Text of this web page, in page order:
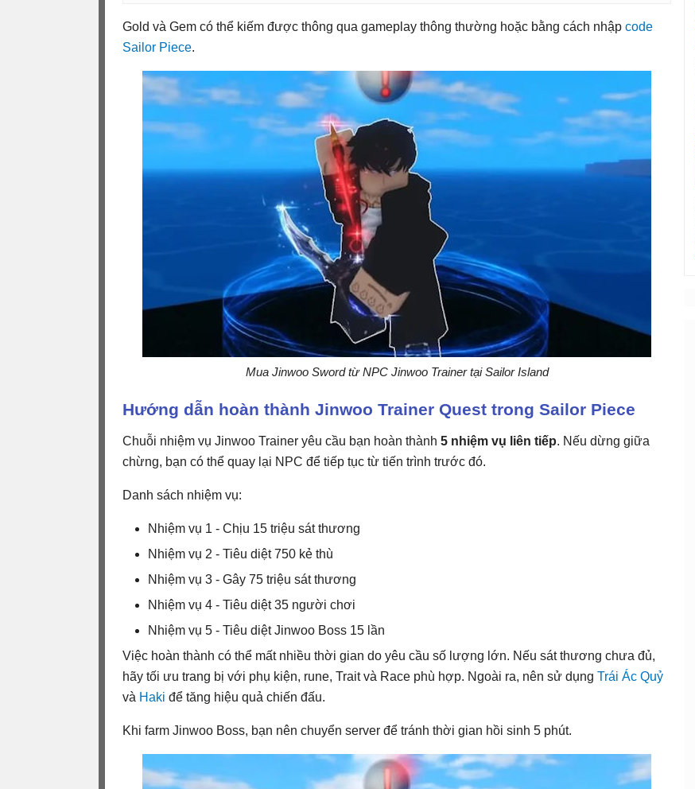
Gold và Gem có thể kiếm được thông qua gameplay thông thường hoặc bằng cách nhập code
Sailor Piece.
Mua Jinwoo Sword từ NPC Jinwoo Trainer tại Sailor Island
Hướng dẫn hoàn thành Jinwoo Trainer Quest trong Sailor Piece
Chuỗi nhiệm vụ Jinwoo Trainer yêu cầu bạn hoàn thành 5 nhiệm vụ liên tiếp. Nếu dừng giữa
chừng, bạn có thể quay lại NPC để tiếp tục từ tiến trình trước đó.
Danh sách nhiệm vụ:
Nhiệm vụ 1 - Chịu 15 triệu sát thương
Nhiệm vụ 2 - Tiêu diệt 750 kẻ thù
Nhiệm vụ 3 - Gây 75 triệu sát thương
Nhiệm vụ 4 - Tiêu diệt 35 người chơi
Nhiệm vụ 5 - Tiêu diệt Jinwoo Boss 15 lần
Việc hoàn thành có thể mất nhiều thời gian do yêu cầu số lượng lớn. Nếu sát thương chưa đủ,
hãy tối ưu trang bị với phụ kiện, rune, Trait và Race phù hợp. Ngoài ra, nên sử dụng Trái Ác Quỷ
và Haki để tăng hiệu quả chiến đấu.
Khi farm Jinwoo Boss, bạn nên chuyển server để tránh thời gian hồi sinh 5 phút.